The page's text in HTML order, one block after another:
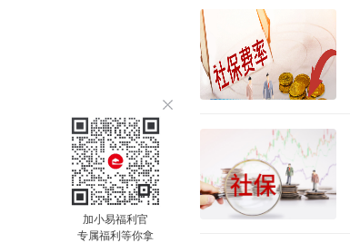
加小易福利官
专属福利等你拿